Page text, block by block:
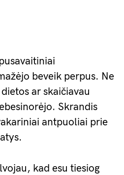
beveik perpus. Ne
ar skaičiavau
Skrandis
antpuoliai prie
kad esu tiesiog